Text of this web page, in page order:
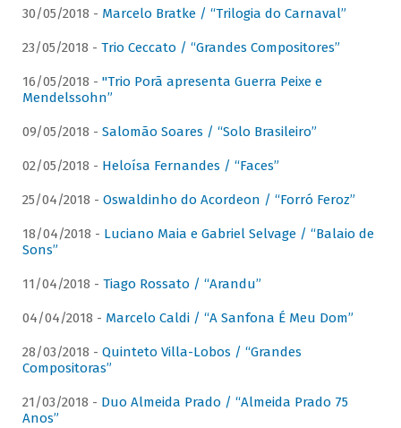
30/05/2018 - Marcelo Bratke / “Trilogia do Carnaval”
23/05/2018 - Trio Ceccato / “Grandes Compositores”
16/05/2018 - "Trio Porã apresenta Guerra Peixe e
Mendelssohn”
09/05/2018 - Salomão Soares / “Solo Brasileiro”
02/05/2018 - Heloísa Fernandes / “Faces”
25/04/2018 - Oswaldinho do Acordeon / “Forró Feroz”
18/04/2018 - Luciano Maia e Gabriel Selvage / “Balaio de
Sons”
11/04/2018 - Tiago Rossato / “Arandu”
04/04/2018 - Marcelo Caldi / “A Sanfona É Meu Dom”
28/03/2018 - Quinteto Villa-Lobos / “Grandes
Compositoras”
21/03/2018 - Duo Almeida Prado / “Almeida Prado 75
Anos”